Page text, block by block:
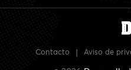
Contacto Aviso de